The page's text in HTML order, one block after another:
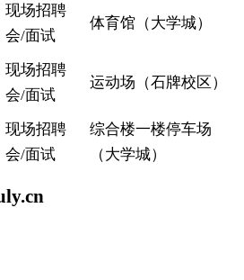
现场招聘
会/面试
体育馆（大学城）
现场招聘
会/面试
运动场（石牌校区）
现场招聘
会/面试
综合楼一楼停车场
（大学城）